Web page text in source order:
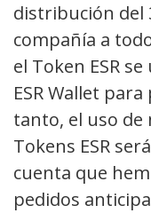
distribución del
compañía a
el Token ESR
ESR Wallet
tanto, el uso
Tokens ESR
cuenta que
pedidos